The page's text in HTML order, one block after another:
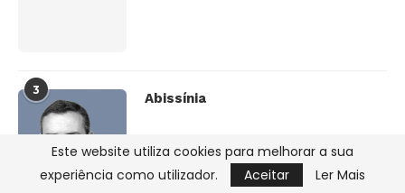
3
Abissínia
Este website utiliza cookies para melhorar a sua
experiência como utilizador.
Aceitar Ler Mais